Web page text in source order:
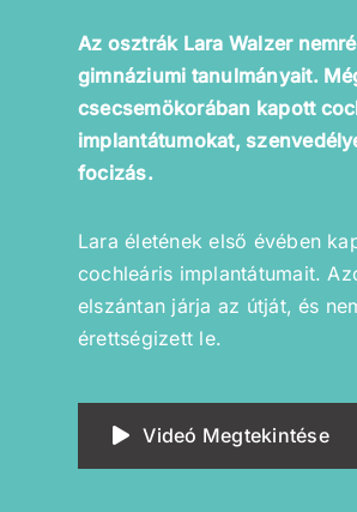
Az osztrák Lara Walzer
gimnáziumi tanulmányait.
csecsemökorában kapott
implantátumokat,
focizás.
Lara életének első évében
cochleáris implantátumait.
elszántan járja az útját, és
érettségizett le.
Videó Megtekintése